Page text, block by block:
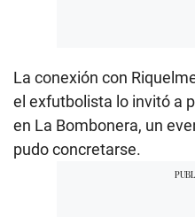
La conexión con
el exfutbolista lo invitó a
en La Bombonera, un
pudo concretarse.